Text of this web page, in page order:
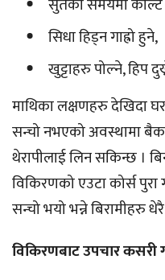
सुतेको समयमा कोल्टे
सिधा हिड्न गाह्रो हुने,
खुट्टाहरु पोल्ने, हिप
माथिका लक्षणहरु देखिदा
सन्चो नभएको अवस्थामा
थेरापीलाई लिन सकिन्छ ।
विकिरणको एउटा कोर्स
सन्चो भयो भन्ने बिरामीहरु
विकिरणबाट उपचार कसरी